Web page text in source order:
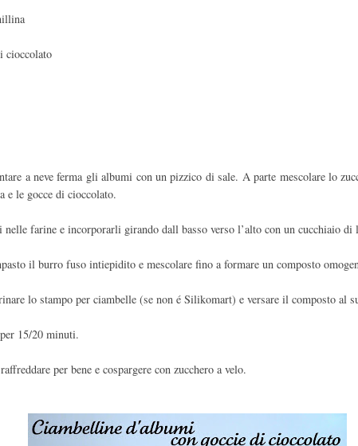
cioccolato
a neve ferma gli albumi con un pizzico di sale. A parte mescolare lo
e le gocce di cioccolato.
nelle farine e incorporarli girando dall basso verso l’alto con un cucchiaio di
il burro fuso intiepidito e mescolare fino a formare un composto
lo stampo per ciambelle (se non é Silikomart) e versare il composto al
15/20 minuti.
per bene e cospargere con zucchero a velo.